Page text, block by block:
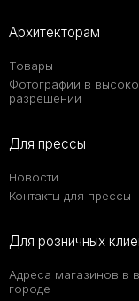
Архитекторам
Товары
Фотографии в
разрешении
Для прессы
Новости
Контакты для прессы
Для розничных
Адреса магазинов в
городе